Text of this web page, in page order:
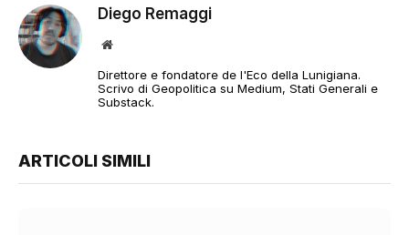
Diego Remaggi
Sito
Direttore e fondatore de l'Eco della Lunigiana.
Scrivo di Geopolitica su Medium, Stati Generali e
Substack.
ARTICOLI SIMILI